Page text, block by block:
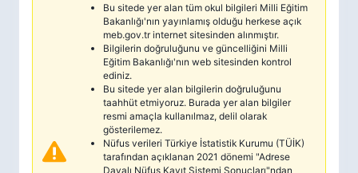
Bu sitede yer alan tüm okul bilgileri Milli Eğitim
Bakanlığı'nın yayınlamış olduğu herkese açık
meb.gov.tr internet sitesinden alınmıştır.
Bilgilerin doğruluğunu ve güncelliğini Milli
Eğitim Bakanlığı'nın web sitesinden kontrol
ediniz.
Bu sitede yer alan bilgilerin doğruluğunu
taahhüt etmiyoruz. Burada yer alan bilgiler
resmi amaçla kullanılmaz, delil olarak
gösterilemez.
Nüfus verileri Türkiye İstatistik Kurumu (TÜİK)
tarafından açıklanan 2021 dönemi "Adrese
Dayalı Nüfus Kayıt Sistemi Sonuçları"ndan